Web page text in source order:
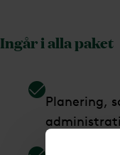
Ingår i alla paket
Planering,